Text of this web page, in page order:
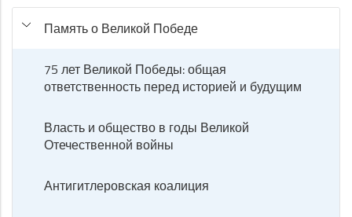
Память о Великой Победе
75 лет Великой Победы: общая
ответственность перед историей и будущим
Власть и общество в годы Великой
Отечественной войны
Антигитлеровская коалиция